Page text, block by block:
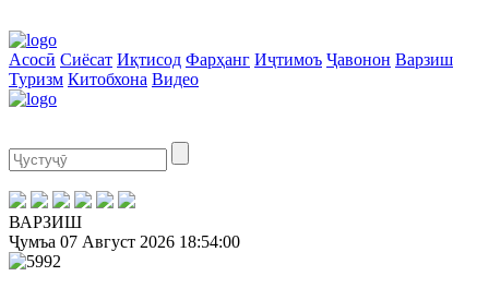
Асосӣ Сиёсат Иқтисод Фарҳанг Иҷтимоъ Ҷавонон Варзиш
Туризм Китобхона Видео
ВАРЗИШ
Ҷумъа 07 Август 2026 18:54:00